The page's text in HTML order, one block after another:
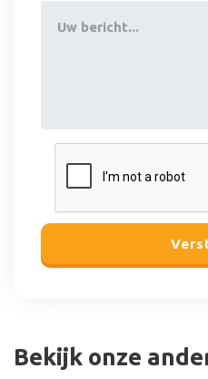
Bekijk onze